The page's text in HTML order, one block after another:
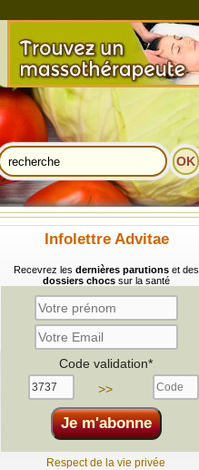
Infolettre Advitae
Recevrez les dernières parutionset des
dossiers chocssur la santé
Code validation*
>>
Respect de la vie privée